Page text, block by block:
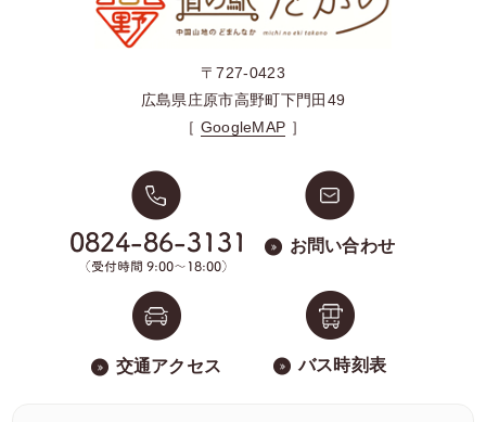
〒727-0423
広島県庄原市高野町下門田49
［ GoogleMAP ］
お問い合わせ
交通アクセス バス時刻表